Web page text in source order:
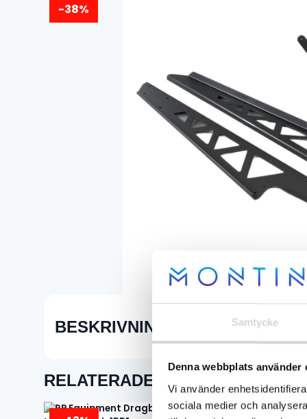
Samtycke
Denna webbplats använder
Vi använder
sociala medier och
-38%
BESKRIVNING
RELATERADE PRODUKTER